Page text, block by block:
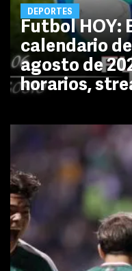
DEPORTES
Futbol HOY:
calendario
agosto de
horarios,